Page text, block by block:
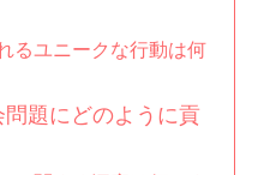
るユニークな行動は何
題にどのように貢